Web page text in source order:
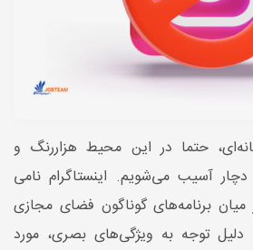
حتما در این محیط هزار‌رنگ و
آسیب می‌شويم. اینستاگرام نامی
میان برنامه‌های گوناگون فضای مجازی
توجه به ویژگی‌های بصری، مورد